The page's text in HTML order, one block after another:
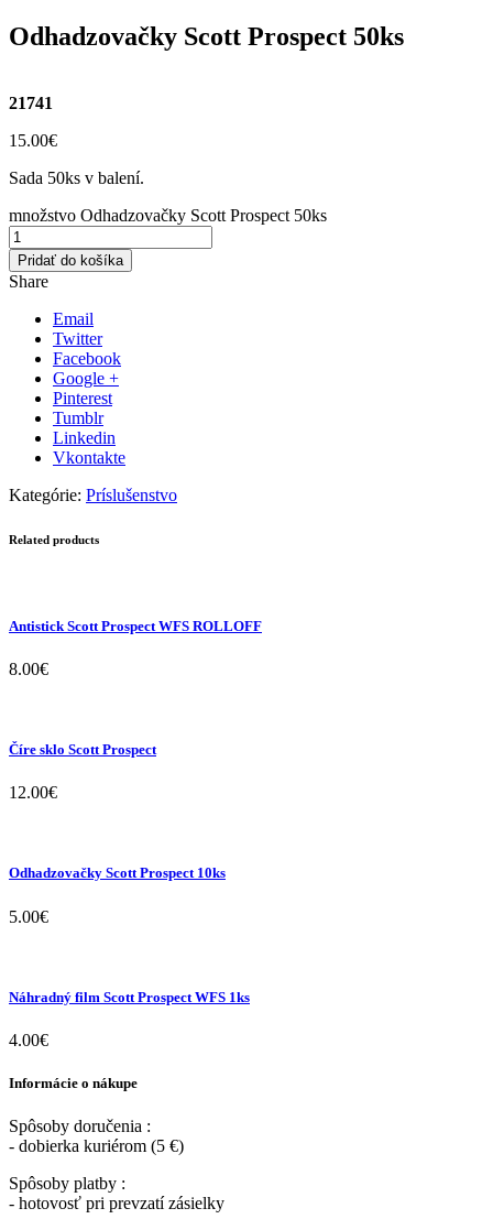
Odhadzovačky Scott Prospect 50ks
21741
15.00€
Sada 50ks v balení.
množstvo Odhadzovačky Scott Prospect 50ks
Pridať do košíka
Share
Email
Twitter
Facebook
Google +
Pinterest
Tumblr
Linkedin
Vkontakte
Kategórie: Príslušenstvo
Related products
Antistick Scott Prospect WFS ROLLOFF
8.00€
Číre sklo Scott Prospect
12.00€
Odhadzovačky Scott Prospect 10ks
5.00€
Náhradný film Scott Prospect WFS 1ks
4.00€
Informácie o nákupe
Spôsoby doručenia :
- dobierka kuriérom (5 €)
Spôsoby platby :
- hotovosť pri prevzatí zásielky